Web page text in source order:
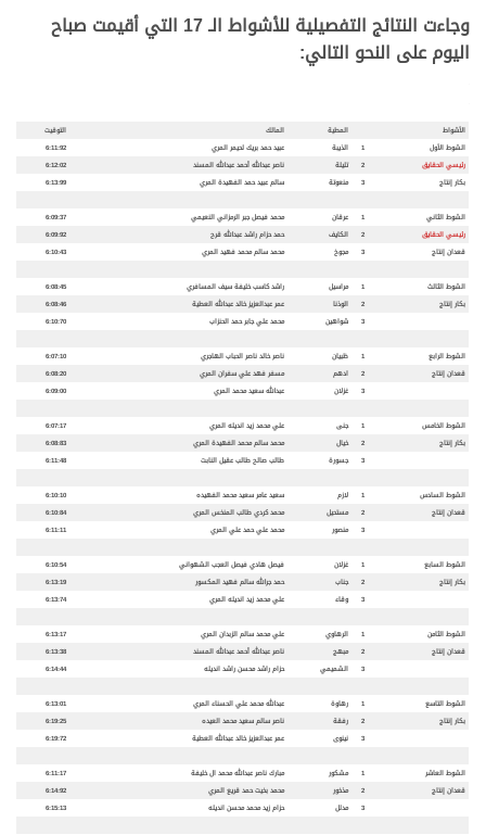
وجاءت النتائج التفصيلية للأشواط الـ 17 التي أقيمت صباح
اليوم على النحو التالي:
الأشواط المطية المالك
التوقيت
الشوط الأول
1 الذيبة عبيد حمد بريك لحيمر المري
6:11:92
رئيسي الحقايق
2 تليلة ناصر عبدالله أحمد عبدالله المسند
6:12:02
بكار إنتاج
3 منعوتة سالم عبيد حمد الفهيدة المري 6:13:99
الشوط الثاني 1 عرقان محمد فيصل جبر الرمزاني النعيمي
6:09:37
رئيسي الحقايق
2 الكايف حمد حزام راشد عبدالله قرح
6:09:92
قعدان إنتاج
3 مجوخ محمد سالم محمد فهيد المري 6:10:43
الشوط الثالث 1 مراسيل راشد كاسب خليفة سيف المسافري
6:08:45
بكار إنتاج
2 الوذنا عمر عبدالعزيز خالد عبدالله العطية
6:08:46
3
شواهين محمد علي جابر حمد الحنزاب 6:10:70
الشوطالرابع 1 ظبيان ناصر خالد ناصر الحباب الهاجري
6:07:10
قعدانإنتاج 2 ادهم مسفر فهد علي سفران المري
6:08:20
3
غزلان عبدالله سعيد محمد المري 6:09:00
الشوط الخامس 1 جنى علي محمد زيد انديله المري
6:07:17
بكار إنتاج
2 خيال محمد سالم محمد الفهيدة المري
6:08:83
3
جسورة طالب صالح طالب عقيل النابت 6:11:48
الشوط السادس 1 لازم سعيد عامر سعيد محمد الفهيده
6:10:10
قعدانإنتاج 2 مستحيل محمد كردي طالب المنخس المري
6:10:84
3
منصور محمد علي حمد علي المري 6:11:11
الشوط السابع 1 غزلان فيصل هادي فيصل العجب الشهواني
6:10:54
بكار إنتاج
2 جناب حمد جرالله سالم فهيد المكسور
6:13:19
3
وقاء علي محمد زيد انديله المري 6:13:74
الشوط الثامن 1 الرهاوي علي محمد سالم الزبدان المري
6:13:17
قعدانإنتاج 2 مبهج ناصر عبدالله أحمد عبدالله المسند
6:13:38
3
الشميمي حزام راشد محسن راشد انديله 6:14:44
الشوط التاسع 1 رهاوة عبدالله محمد علي الحسناء المري
6:13:01
بكار إنتاج
2 رفقة ناصر سالم سعيد محمد العيده
6:19:25
3
نينوى عمر عبدالعزيز خالد عبدالله العطية 6:19:72
الشوط العاشر 1 مشكور مبارك ناصر عبدالله محمد ال خليفة
6:11:17
قعدانإنتاج 2 مذخور محمد بخيت حمد قريع المري
6:14:92
3
مدلل حزام زيد محمد محسن انديله 6:15:13